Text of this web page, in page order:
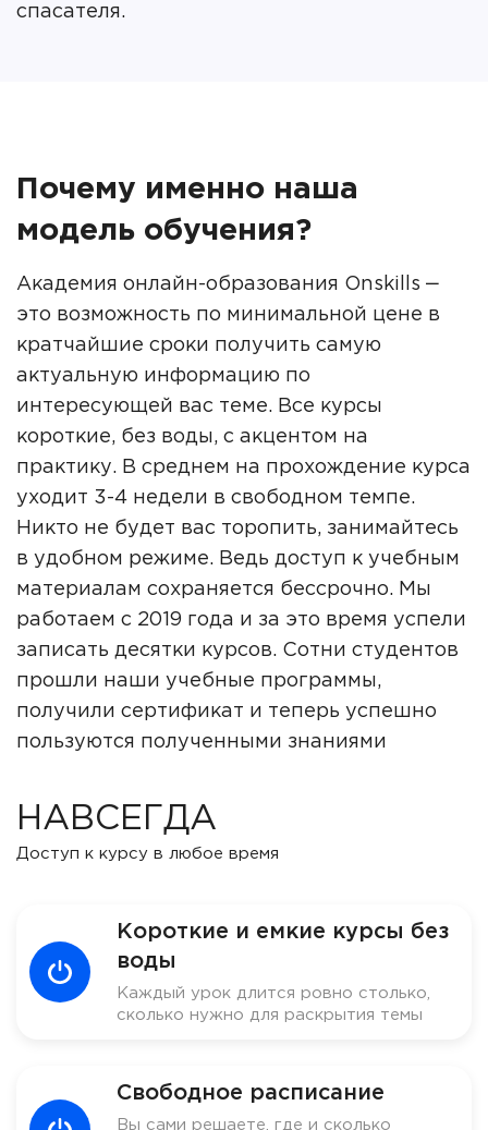
спасателя.
Почему именно наша
модель обучения?
Академия онлайн-образования Onskills ‒
это возможность по минимальной цене в
кратчайшие сроки получить самую
актуальную информацию по
интересующей вас теме. Все курсы
короткие, без воды, с акцентом на
практику. В среднем на прохождение курса
уходит 3-4 недели в свободном темпе.
Никто не будет вас торопить, занимайтесь
в удобном режиме. Ведь доступ к учебным
материалам сохраняется бессрочно. Мы
работаем с 2019 года и за это время успели
записать десятки курсов. Сотни студентов
прошли наши учебные программы,
получили сертификат и теперь успешно
пользуются полученными знаниями
НАВСЕГДА
Доступ к курсу в любое время
Короткие и емкие курсы без
воды
Каждый урок длится ровно столько,
сколько нужно для раскрытия темы
Свободное расписание
Вы сами решаете, где и сколько